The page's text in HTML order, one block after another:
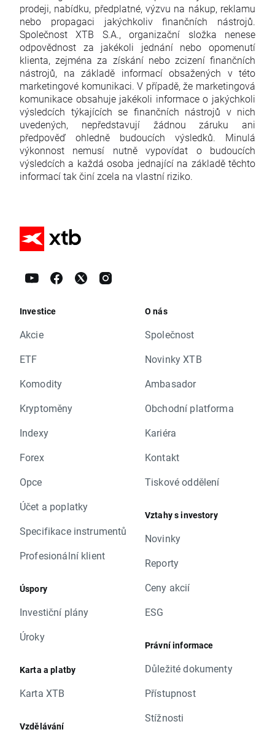
prodeji, nabídku, předplatné, výzvu na nákup, reklamu
nebo propagaci jakýchkoliv finančních nástrojů.
Společnost XTB S.A., organizační složka nenese
odpovědnost za jakékoli jednání nebo opomenutí
klienta, zejména za získání nebo zcizení finančních
nástrojů, na základě informací obsažených v této
marketingové komunikaci. V případě, že marketingová
komunikace obsahuje jakékoli informace o jakýchkoli
výsledcích týkajících se finančních nástrojů v nich
uvedených, nepředstavují žádnou záruku ani
předpověď ohledně budoucích výsledků. Minulá
výkonnost nemusí nutně vypovídat o budoucích
výsledcích a každá osoba jednající na základě těchto
informací tak činí zcela na vlastní riziko.
Investice
Akcie
ETF
Komodity
Kryptoměny
Indexy
Forex
Opce
Účet a poplatky
Specifikace instrumentů
Profesionální klient
Úspory
Investiční plány
Úroky
Karta a platby
Karta XTB
Vzdělávání
O nás
Společnost
Novinky XTB
Ambasador
Obchodní platforma
Kariéra
Kontakt
Tiskové oddělení
Vztahy s investory
Novinky
Reporty
Ceny akcií
ESG
Právní informace
Důležité dokumenty
Přístupnost
Stížnosti